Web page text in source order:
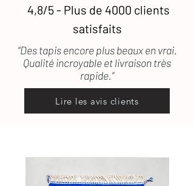
4,8/5 - Plus de 4000 clients
satisfaits
“Des tapis encore plus beaux en vrai.
Qualité incroyable et livraison très
rapide.”
Lire les avis clients